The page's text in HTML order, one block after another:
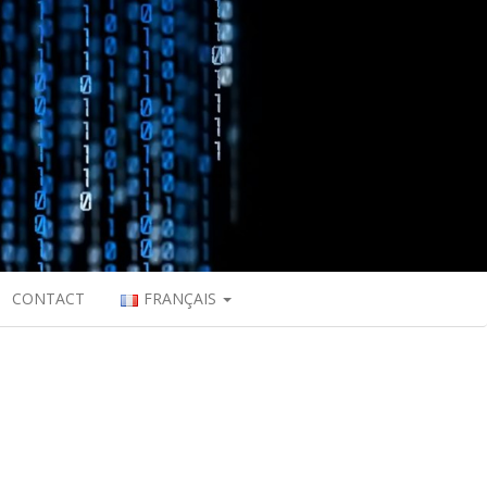
CONTACT FRANÇAIS